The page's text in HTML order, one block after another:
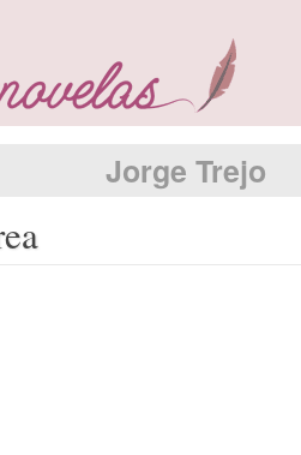
Jorge Trejo